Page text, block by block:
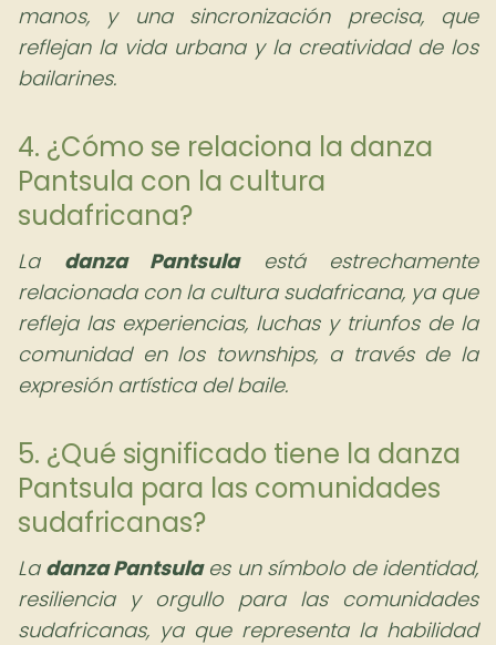
manos, y una sincronización precisa, que
reflejan la vida urbana y la creatividad de los
bailarines.
4. ¿Cómo se relaciona la danza
Pantsula con la cultura
sudafricana?
La danza Pantsulaestá estrechamente
relacionada con la cultura sudafricana, ya que
refleja las experiencias, luchas y triunfos de la
comunidad en los townships, a través de la
expresión artística del baile.
5. ¿Qué significado tiene la danza
Pantsula para las comunidades
sudafricanas?
La danza Pantsulaes un símbolo de identidad,
resiliencia y orgullo para las comunidades
sudafricanas, ya que representa la habilidad